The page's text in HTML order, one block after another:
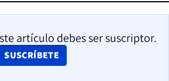
artículo debes ser suscriptor.
SUSCRÍBETE
OPENS IN NEW WINDOW